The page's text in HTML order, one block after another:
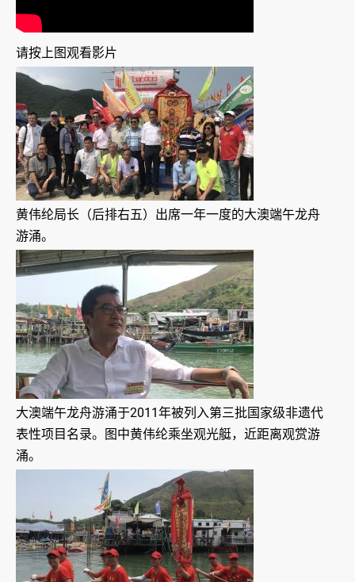
请按上图观看影片
黄伟纶局长（后排右五）出席一年一度的大澳端午龙舟
游涌。
大澳端午龙舟游涌于2011年被列入第三批国家级非遗代
表性项目名录。图中黄伟纶乘坐观光艇，近距离观赏游
涌。